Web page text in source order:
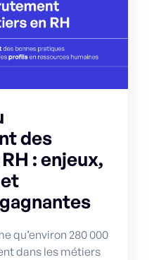
des
: enjeux,
qu’environ 280 000
dans les métiers